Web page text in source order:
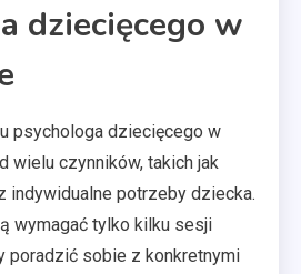
dziecięcego w
psychologa dziecięcego w
wielu czynników, takich jak
indywidualne potrzeby dziecka.
wymagać tylko kilku sesji
poradzić sobie z konkretnymi